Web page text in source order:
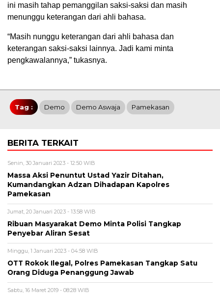
ini masih tahap pemanggilan saksi-saksi dan masih
menunggu keterangan dari ahli bahasa.
“Masih nunggu keterangan dari ahli bahasa dan
keterangan saksi-saksi lainnya. Jadi kami minta
pengkawalannya,” tukasnya.
Tag : Demo Demo Aswaja Pamekasan
BERITA TERKAIT
Senin, 30 Januari 2023 - 12:50 WIB
Massa Aksi Penuntut Ustad Yazir Ditahan,
Kumandangkan Adzan Dihadapan Kapolres
Pamekasan
Jumat, 20 Januari 2023 - 13:58 WIB
Ribuan Masyarakat Demo Minta Polisi Tangkap
Penyebar Aliran Sesat
Minggu, 1 Januari 2023 - 04:58 WIB
OTT Rokok Ilegal, Polres Pamekasan Tangkap Satu
Orang Diduga Penanggung Jawab
Sabtu, 16 Maret 2019 - 08:28 WIB